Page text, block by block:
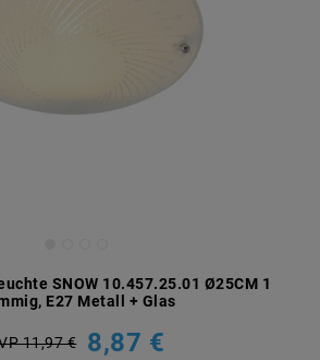
SNOW 10.457.25.01 Ø25CM 1
E27 Metall + Glas
11,97 € 8,87 €